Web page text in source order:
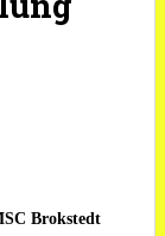
Brokstedt